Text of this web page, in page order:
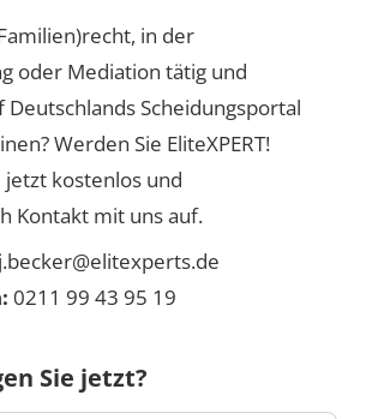
in der
oder Mediation tätig und
Deutschlands Scheidungsportal
Werden Sie EliteXPERT!
jetzt kostenlos und
Kontakt mit uns auf.
j.becker@elitexperts.de
0211 99 43 95 19
Sie jetzt?